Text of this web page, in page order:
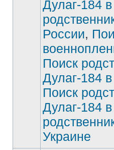
Дулаг-184
России,
Поиск
Дулаг-184
Поиск
Дулаг-184
Украине